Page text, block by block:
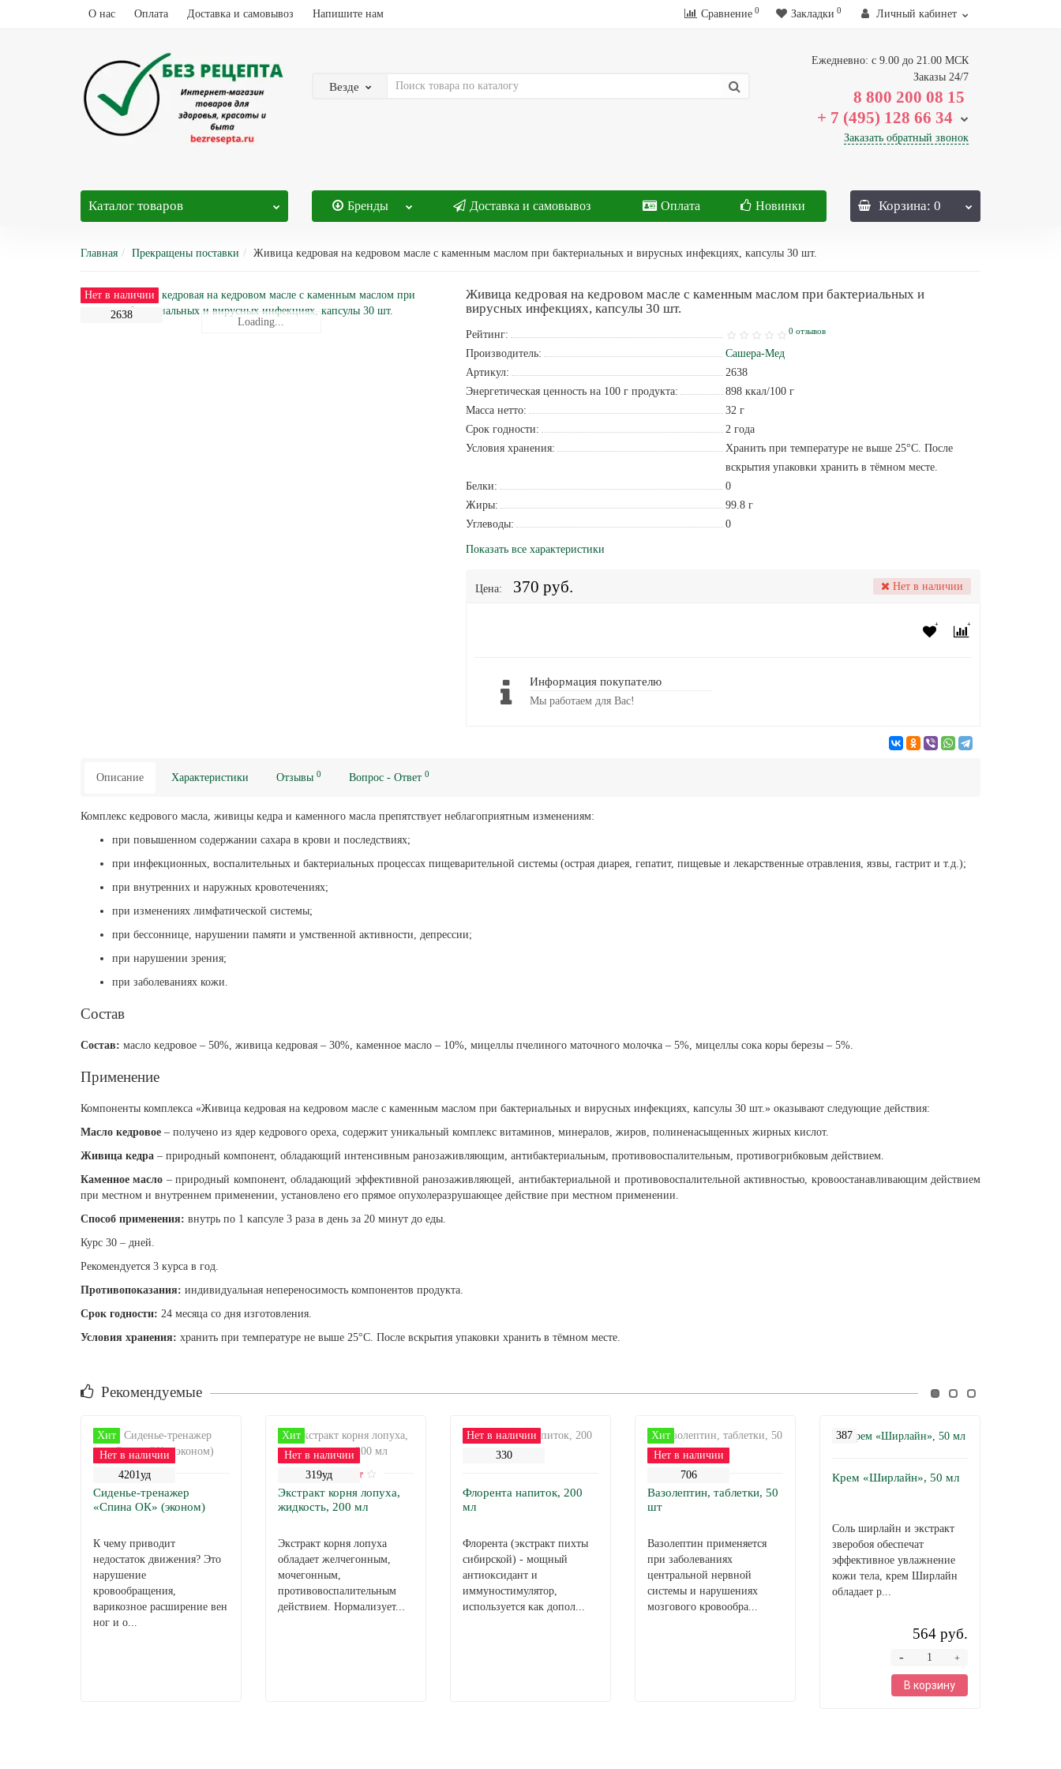
О нас Оплата Доставка и самовывоз Напишите нам Сравнение 0 Закладки 0 Личный кабинет
Везде
Ежедневно: с 9.00 до 21.00 МСК
Заказы 24/7
8 800 200 08 15
+ 7 (495) 128 66 34
Заказать обратный звонок
Каталог товаров Бренды Доставка и самовывоз Оплата Новинки Корзина: 0
Главная Прекращены поставки Живица кедровая на кедровом масле с каменным маслом при бактериальных и вирусных инфекциях, капсулы 30 шт.
Нет в наличии
2638
Loading...
Loading...
Живица кедровая на кедровом масле с каменным маслом при бактериальных и
вирусных инфекциях, капсулы 30 шт.
Рейтинг: 0 отзывов
Производитель:
Сашера-Мед
Артикул:
2638
Энергетическая ценность на 100 г продукта:
898 ккал/100 г
Масса нетто:
32 г
Срок годности:
2 года
Условия хранения:
Хранить при температуре не выше 25°С. После
вскрытия упаковки хранить в тёмном месте.
Белки:
0
Жиры:
99.8 г
Углеводы:
0
Показать все характеристики
Цена: 370 руб. Нет в наличии
Информация покупателю
Мы работаем для Вас!
Описание Характеристики Отзывы 0 Вопрос - Ответ 0
Комплекс кедрового масла, живицы кедра и каменного масла препятствует неблагоприятным изменениям:
при повышенном содержании сахара в крови и последствиях;
при инфекционных, воспалительных и бактериальных процессах пищеварительной системы (острая диарея, гепатит, пищевые и лекарственные отравления, язвы, гастрит и т.д.);
при внутренних и наружных кровотечениях;
при изменениях лимфатической системы;
при бессоннице, нарушении памяти и умственной активности, депрессии;
при нарушении зрения;
при заболеваниях кожи.
Состав
Состав: масло кедровое – 50%, живица кедровая – 30%, каменное масло – 10%, мицеллы пчелиного маточного молочка – 5%, мицеллы сока коры березы – 5%.
Применение
Компоненты комплекса «Живица кедровая на кедровом масле с каменным маслом при бактериальных и вирусных инфекциях, капсулы 30 шт.» оказывают следующие действия:
Масло кедровое – получено из ядер кедрового ореха, содержит уникальный комплекс витаминов, минералов, жиров, полиненасыщенных жирных кислот.
Живица кедра – природный компонент, обладающий интенсивным ранозаживляющим, антибактериальным, противовоспалительным, противогрибковым действием.
Каменное масло – природный компонент, обладающий эффективной ранозаживляющей, антибактериальной и противовоспалительной активностью, кровоостанавливающим действием
при местном и внутреннем применении, установлено его прямое опухолеразрушающее действие при местном применении.
Способ применения: внутрь по 1 капсуле 3 раза в день за 20 минут до еды.
Курс 30 – дней.
Рекомендуется 3 курса в год.
Противопоказания: индивидуальная непереносимость компонентов продукта.
Срок годности: 24 месяца со дня изготовления.
Условия хранения: хранить при температуре не выше 25°С. После вскрытия упаковки хранить в тёмном месте.
Рекомендуемые
Хит
Нет в наличии
4201уд
Сиденье-тренажер
«Спина ОК» (эконом)
К чему приводит
недостаток движения? Это
нарушение
кровообращения,
варикозное расширение вен
ног и о...
Хит
Нет в наличии
319уд
Экстракт корня лопуха,
жидкость, 200 мл
Экстракт корня лопуха
обладает желчегонным,
мочегонным,
противовоспалительным
действием. Нормализует...
Нет в наличии
330
Флорента напиток, 200
мл
Флорента (экстракт пихты
сибирской) - мощный
антиоксидант и
иммуностимулятор,
используется как допол...
Хит
Нет в наличии
706
Вазолептин, таблетки, 50
шт
Вазолептин применяется
при заболеваниях
центральной нервной
системы и нарушениях
мозгового кровообра...
387
Крем «Ширлайн», 50 мл
Соль ширлайн и экстракт
зверобоя обеспечат
эффективное увлажнение
кожи тела, крем Ширлайн
обладает р...
564 руб.
+
-
В корзину